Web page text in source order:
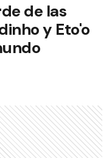
de las
y Eto'o